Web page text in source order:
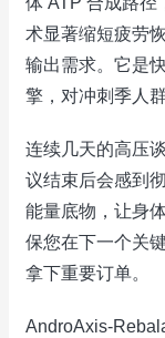
术显著缩短疲劳
输出需求。它是
擎，对冲刺季人
连续几天的高压
议结束后会感到
能量底物，让身
保您在下一个关
拿下重要订单。
AndroAxis-